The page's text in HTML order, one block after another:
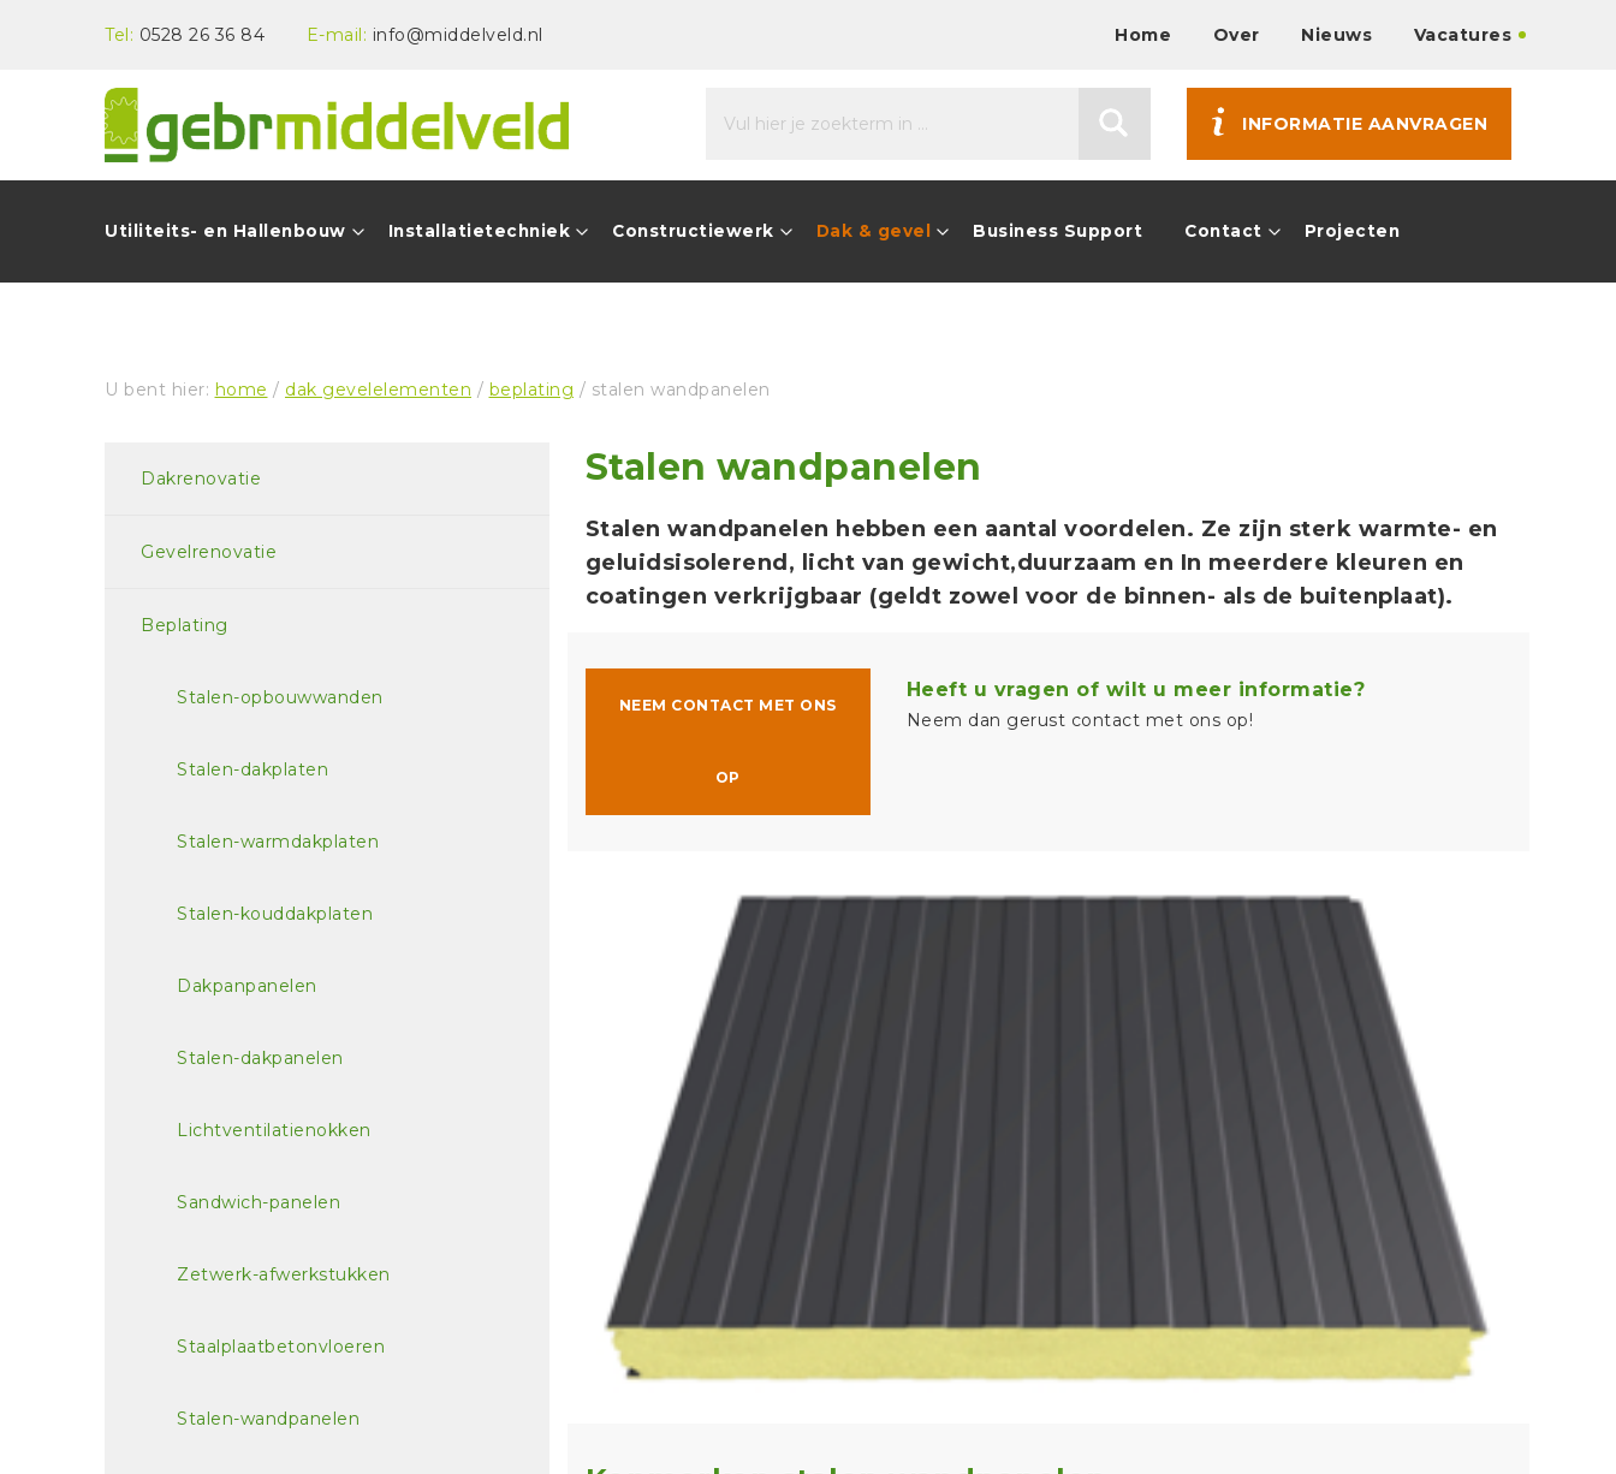
Tel: 0528 26 36 84 E-mail: info@middelveld.nl Home Over Nieuws Vacatures
INFORMATIE AANVRAGEN
Utiliteits- en Hallenbouw Installatietechniek Constructiewerk Dak & gevel Business Support Contact Projecten
U bent hier: home / dak gevelelementen / beplating / stalen wandpanelen
Stalen wandpanelen
Stalen wandpanelen hebben een aantal voordelen. Ze zijn sterk warmte- en
geluidsisolerend, licht van gewicht,duurzaam en In meerdere kleuren en
coatingen verkrijgbaar (geldt zowel voor de binnen- als de buitenplaat).
NEEM CONTACT MET ONS
OP
Heeft u vragen of wilt u meer informatie?
Neem dan gerust contact met ons op!
Dakrenovatie
Gevelrenovatie
Beplating
Stalen-opbouwwanden
Stalen-dakplaten
Stalen-warmdakplaten
Stalen-kouddakplaten
Dakpanpanelen
Stalen-dakpanelen
Lichtventilatienokken
Sandwich-panelen
Zetwerk-afwerkstukken
Staalplaatbetonvloeren
Stalen-wandpanelen